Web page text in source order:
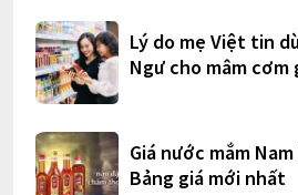
Lý do mẹ Việt tin
Ngư cho mâm cơm
Giá nước mắm
Bảng giá mới nhất